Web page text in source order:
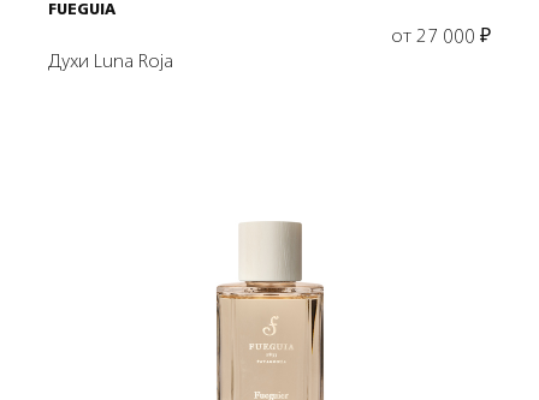
FUEGUIA
от 27 000 ₽
Духи Luna Roja
Выбрать объем